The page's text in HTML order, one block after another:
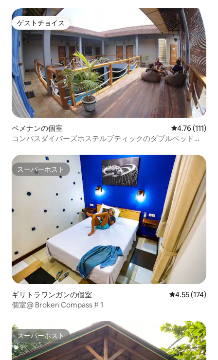
ゲストチョイス
ゲストチョイス
ペメナンの個室 レビュー111
4.76 (111)
コンパスダイバーズホステルブティックのダブルベッドル
スーパーホスト
スーパーホスト
ギリトラワンガンの個室 レビュー174
4.55 (174)
個室@ Broken Compass # 1
スーパーホスト
スーパーホスト